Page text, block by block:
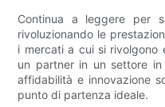
Continua a leggere per
rivoluzionando le
i mercati a cui si rivolgono
un partner in un settore
affidabilità e innovazione
punto di partenza ideale.